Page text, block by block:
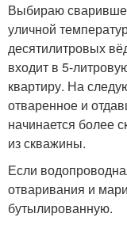
Выбираю
уличной
десятилитровых
входит в 5-
квартиру. На
отваренное и
начинается более
из скважины.
Если
отваривания и
бутылированную.